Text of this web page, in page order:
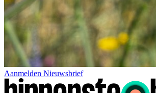
Aanmelden Nieuwsbrief